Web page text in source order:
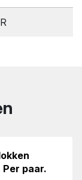
R
Per paar.